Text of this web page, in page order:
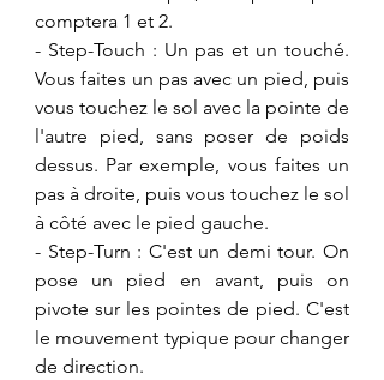
comptera 1 et 2.
​- Step-Touch : Un pas et un touché.
Vous faites un pas avec un pied, puis
vous touchez le sol avec la pointe de
l'autre pied, sans poser de poids
dessus. Par exemple, vous faites un
pas à droite, puis vous touchez le sol
à côté avec le pied gauche.
- ​Step-Turn : C'est un demi tour. On
pose un pied en avant, puis on
pivote sur les pointes de pied. C'est
le mouvement typique pour changer
de direction.